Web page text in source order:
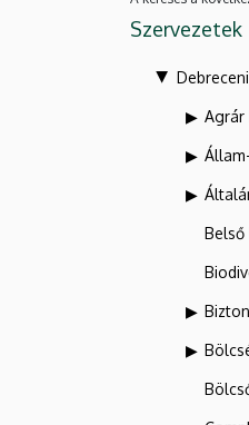
Szervezetek
Agrár
Belső